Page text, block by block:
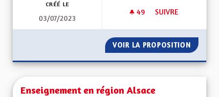
CRÉÉ LE
03/07/2023
49 49 ABONNÉS
SUIVRE
VOIR LA PROPOSITION POUR
Enseignement en région Alsace